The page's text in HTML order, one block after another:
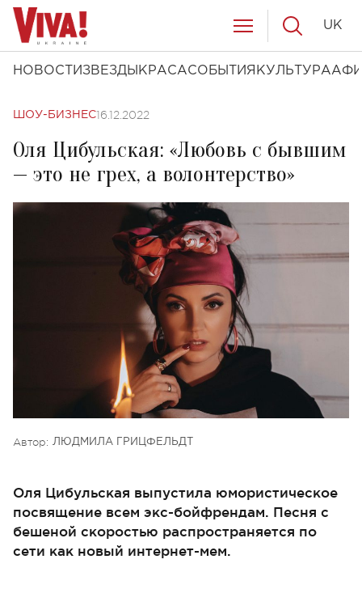
НОВОСТИ ЗВЕЗДЫ КРАСАСОБЫТИЯ КУЛЬТУРА
UK
ШОУ-БИЗНЕС16.12.2022
Оля Цибульская: «Любовь с бывшим
— это не грех, а волонтерство»
Автор: ЛЮДМИЛА ГРИЦФЕЛЬДТ
Оля Цибульская выпустила юмористическое
посвящение всем экс-бойфрендам. Песня с
бешеной скоростью распространяется по
сети как новый интернет-мем.